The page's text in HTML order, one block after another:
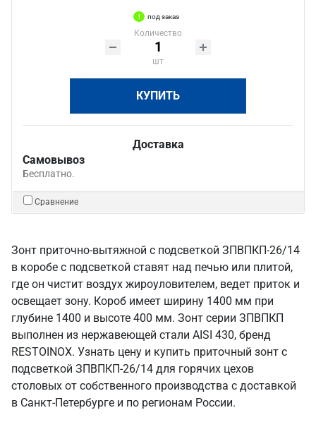
под заказ
Количество
шт
КУПИТЬ
Доставка
Самовывоз
Бесплатно.
Сравнение
Зонт приточно-вытяжной с подсветкой ЗПВПКП-26/14
в коробе с подсветкой ставят над печью или плитой,
где он чистит воздух жироуловителем, ведет приток и
освещает зону. Короб имеет ширину 1400 мм при
глубине 1400 и высоте 400 мм. Зонт серии ЗПВПКП
выполнен из нержавеющей стали AISI 430, бренд
RESTOINOX. Узнать цену и купить приточный зонт с
подсветкой ЗПВПКП-26/14 для горячих цехов
столовых от собственного производства с доставкой
в Санкт‑Петербурге и по регионам России.